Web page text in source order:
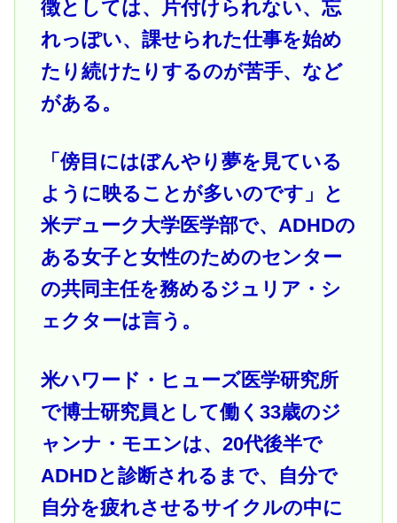
徴としては、片付けられない、忘
れっぽい、課せられた仕事を始め
たり続けたりするのが苦手、など
がある。
「傍目にはぼんやり夢を見ている
ように映ることが多いのです」と
米デューク大学医学部で、ADHDの
ある女子と女性のためのセンター
の共同主任を務めるジュリア・シ
ェクターは言う。
米ハワード・ヒューズ医学研究所
で博士研究員として働く33歳のジ
ャンナ・モエンは、20代後半で
ADHDと診断されるまで、自分で
自分を疲れさせるサイクルの中に